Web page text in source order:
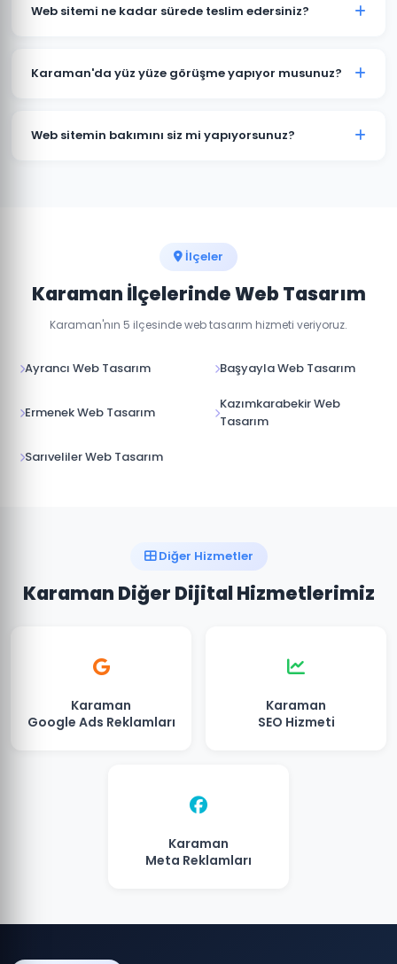
kapsamına göre değişmektedir. Kurumsal web sitesi,
bizimle iletişime geçin.
Web sitemi ne kadar sürede teslim edersiniz?
ticaret projeleri 15-30 iş günü içinde teslim
Karaman'da yüz yüze görüşme yapıyor musunuz?
online görüşme imkanı sunuyoruz. Projenizin
Web sitemin bakımını siz mi yapıyorsunuz?
İlçeler
Karaman İlçelerinde Web Tasarım
Karaman'nın 5 ilçesinde web tasarım hizmeti veriyoruz.
Ayrancı Web Tasarım Başyayla Web Tasarım
Ermenek Web Tasarım
Kazımkarabekir Web
Tasarım
Sarıveliler Web Tasarım
Diğer Hizmetler
Karaman Diğer Dijital Hizmetlerimiz
Karaman
Google Ads Reklamları
Karaman
SEO Hizmeti
Karaman
Meta Reklamları